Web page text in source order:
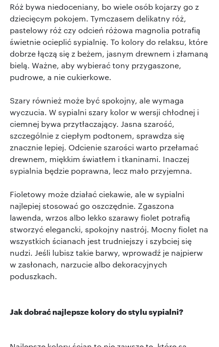
Róż bywa niedoceniany, bo wiele osób kojarzy go z
dziecięcym pokojem. Tymczasem delikatny róż,
pastelowy róż czy odcień różowa magnolia potrafią
świetnie ocieplić sypialnię. To kolory do relaksu, które
dobrze łączą się z beżem, jasnym drewnem i złamaną
bielą. Ważne, aby wybierać tony przygaszone,
pudrowe, a nie cukierkowe.
Szary również może być spokojny, ale wymaga
wyczucia. W sypialni szary kolor w wersji chłodnej i
ciemnej bywa przytłaczający. Jasna szarość,
szczególnie z ciepłym podtonem, sprawdza się
znacznie lepiej. Odcienie szarości warto przełamać
drewnem, miękkim światłem i tkaninami. Inaczej
sypialnia będzie poprawna, lecz mało przyjemna.
Fioletowy może działać ciekawie, ale w sypialni
najlepiej stosować go oszczędnie. Zgaszona
lawenda, wrzos albo lekko szarawy fiolet potrafią
stworzyć elegancki, spokojny nastrój. Mocny fiolet na
wszystkich ścianach jest trudniejszy i szybciej się
nudzi. Jeśli lubisz takie barwy, wprowadź je najpierw
w zasłonach, narzucie albo dekoracyjnych
poduszkach.
Jak dobrać najlepsze kolory do stylu sypialni?